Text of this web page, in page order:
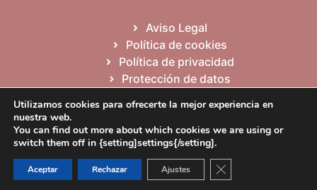
Aviso Legal
Política de cookies
Política de privacidad
Protección de datos
Utilizamos cookies para ofrecerte la mejor experiencia en
nuestra web.
You can find out more about which cookies we are using or
switch them off in {setting]settings{/setting].
Aceptar Rechazar Ajustes Cerrar el banner de
Español Valencià